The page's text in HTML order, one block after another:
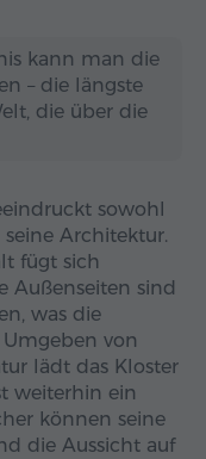
kann man die
– die längste
die über die
sowohl
Architektur.
fügt sich
Außenseiten sind
was die
von
lädt das Kloster
weiterhin ein
können seine
die Aussicht auf